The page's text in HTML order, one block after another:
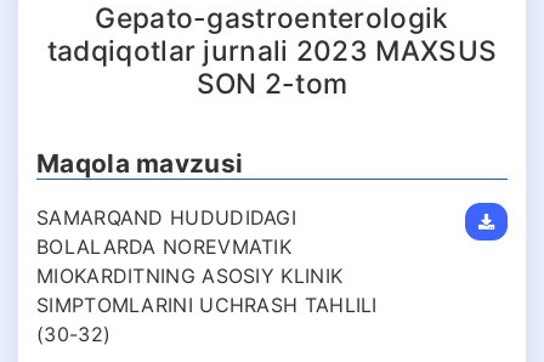
Gepato-gastroenterologik
tadqiqotlar jurnali 2023 MAXSUS
SON 2-tom
Maqola mavzusi
SAMARQAND HUDUDIDAGI
BOLALARDA NOREVMATIK
MIOKARDITNING ASOSIY KLINIK
SIMPTOMLARINI UCHRASH TAHLILI
(30-32)